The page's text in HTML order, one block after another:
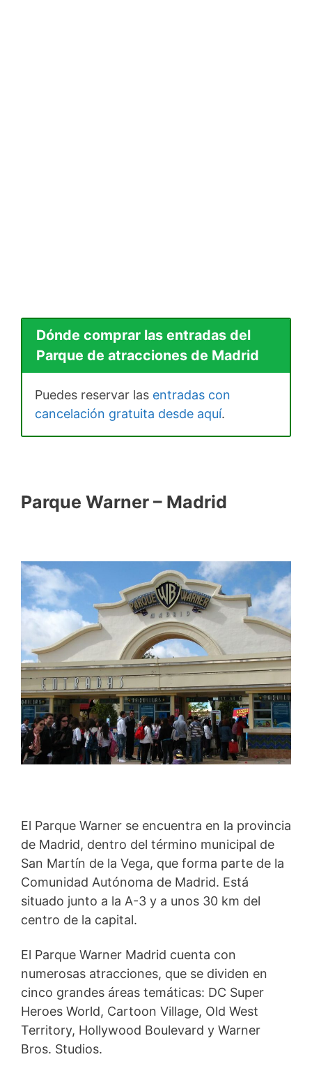
Dónde comprar las entradas del
Parque de atracciones de Madrid
Puedes reservar las entradas con
cancelación gratuita desde aquí.
Parque Warner – Madrid
El Parque Warner se encuentra en la provincia
de Madrid, dentro del término municipal de
San Martín de la Vega, que forma parte de la
Comunidad Autónoma de Madrid. Está
situado junto a la A-3 y a unos 30 km del
centro de la capital.
El Parque Warner Madrid cuenta con
numerosas atracciones, que se dividen en
cinco grandes áreas temáticas: DC Super
Heroes World, Cartoon Village, Old West
Territory, Hollywood Boulevard y Warner
Bros. Studios.